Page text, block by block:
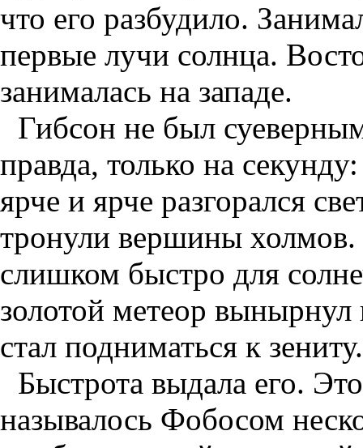
что его разбудило.
первые лучи солнца.
занималась на западе.
Гибсон не был
правда, только на
ярче и ярче разгорался
тронули вершины
слишком быстро для
золотой метеор вынырнул
стал подниматься к зениту.
Быстрота выдала его.
называлось Фобосом